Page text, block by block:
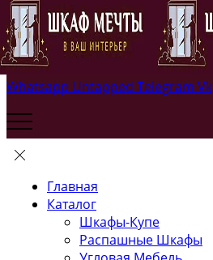
Whatsapp Untapped Telegram Vk
Главная
Каталог
Шкафы-Купе
Распашные Шкафы